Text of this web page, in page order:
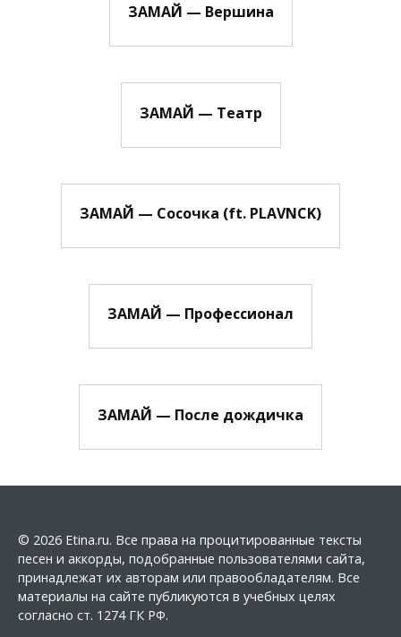
ЗАМАЙ — Вершина
ЗАМАЙ — Театр
ЗАМАЙ — Сосочка (ft. PLAVNCK)
ЗАМАЙ — Профессионал
ЗАМАЙ — После дождичка
© 2026 Etina.ru. Все права на процитированные тексты
песен и аккорды, подобранные пользователями сайта,
принадлежат их авторам или правообладателям. Все
материалы на сайте публикуются в учебных целях
согласно ст. 1274 ГК РФ.